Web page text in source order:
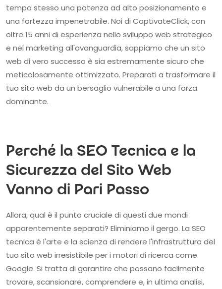
tempo stesso una potenza ad alto posizionamento e
una fortezza impenetrabile. Noi di CaptivateClick, con
oltre 15 anni di esperienza nello sviluppo web strategico
e nel marketing all'avanguardia, sappiamo che un sito
web di vero successo è sia estremamente sicuro che
meticolosamente ottimizzato. Preparati a trasformare il
tuo sito web da un bersaglio vulnerabile a una forza
dominante.
Perché la SEO Tecnica e la
Sicurezza del Sito Web
Vanno di Pari Passo
Allora, qual è il punto cruciale di questi due mondi
apparentemente separati? Eliminiamo il gergo. La SEO
tecnica è l'arte e la scienza di rendere l'infrastruttura del
tuo sito web irresistibile per i motori di ricerca come
Google. Si tratta di garantire che possano facilmente
trovare, scansionare, comprendere e, in ultima analisi,